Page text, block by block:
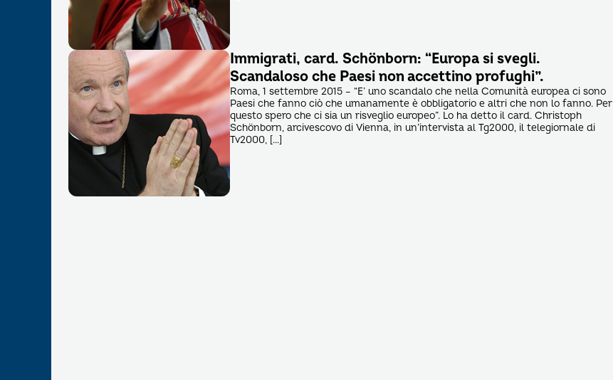
Immigrati, card. Schönborn: “Europa si svegli.
Scandaloso che Paesi non accettino profughi”.
Roma, 1 settembre 2015 – “E’ uno scandalo che nella Comunità europea ci sono
Paesi che fanno ciò che umanamente è obbligatorio e altri che non lo fanno. Per
questo spero che ci sia un risveglio europeo”. Lo ha detto il card. Christoph
Schönborn, arcivescovo di Vienna, in un’intervista al Tg2000, il telegiornale di
Tv2000, […]